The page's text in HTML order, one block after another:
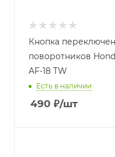
Кнопка
поворотников
AF-18 TW
Есть в наличии
490 ₽/шт